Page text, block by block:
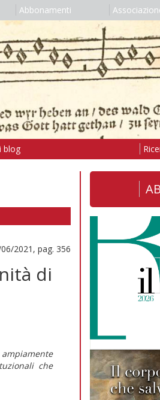
Abbonamenti
blog
2021, pag. 356
di
che